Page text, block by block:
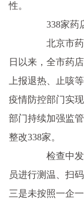
性。
338家药店
北京市药
日以来，全市药
上报退热、止咳
疫情防控部门实
部门持续加强监
整改338家。
检查中发
员进行测温、扫
三是未按照一企